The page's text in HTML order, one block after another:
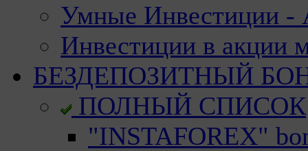
Умные Инвестиции -
Инвестиции в акции
БЕЗДЕПОЗИТНЫЙ
ПОЛНЫЙ СПИСОК
"INSTAFOREX"